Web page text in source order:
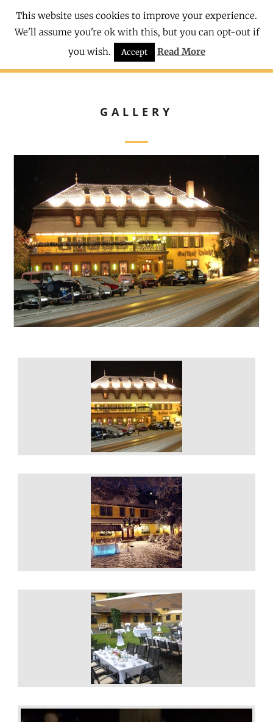
GALLERY
This website uses cookies to improve your experience.
We'll assume you're ok with this, but you can opt-out if
you wish.
Accept Read More